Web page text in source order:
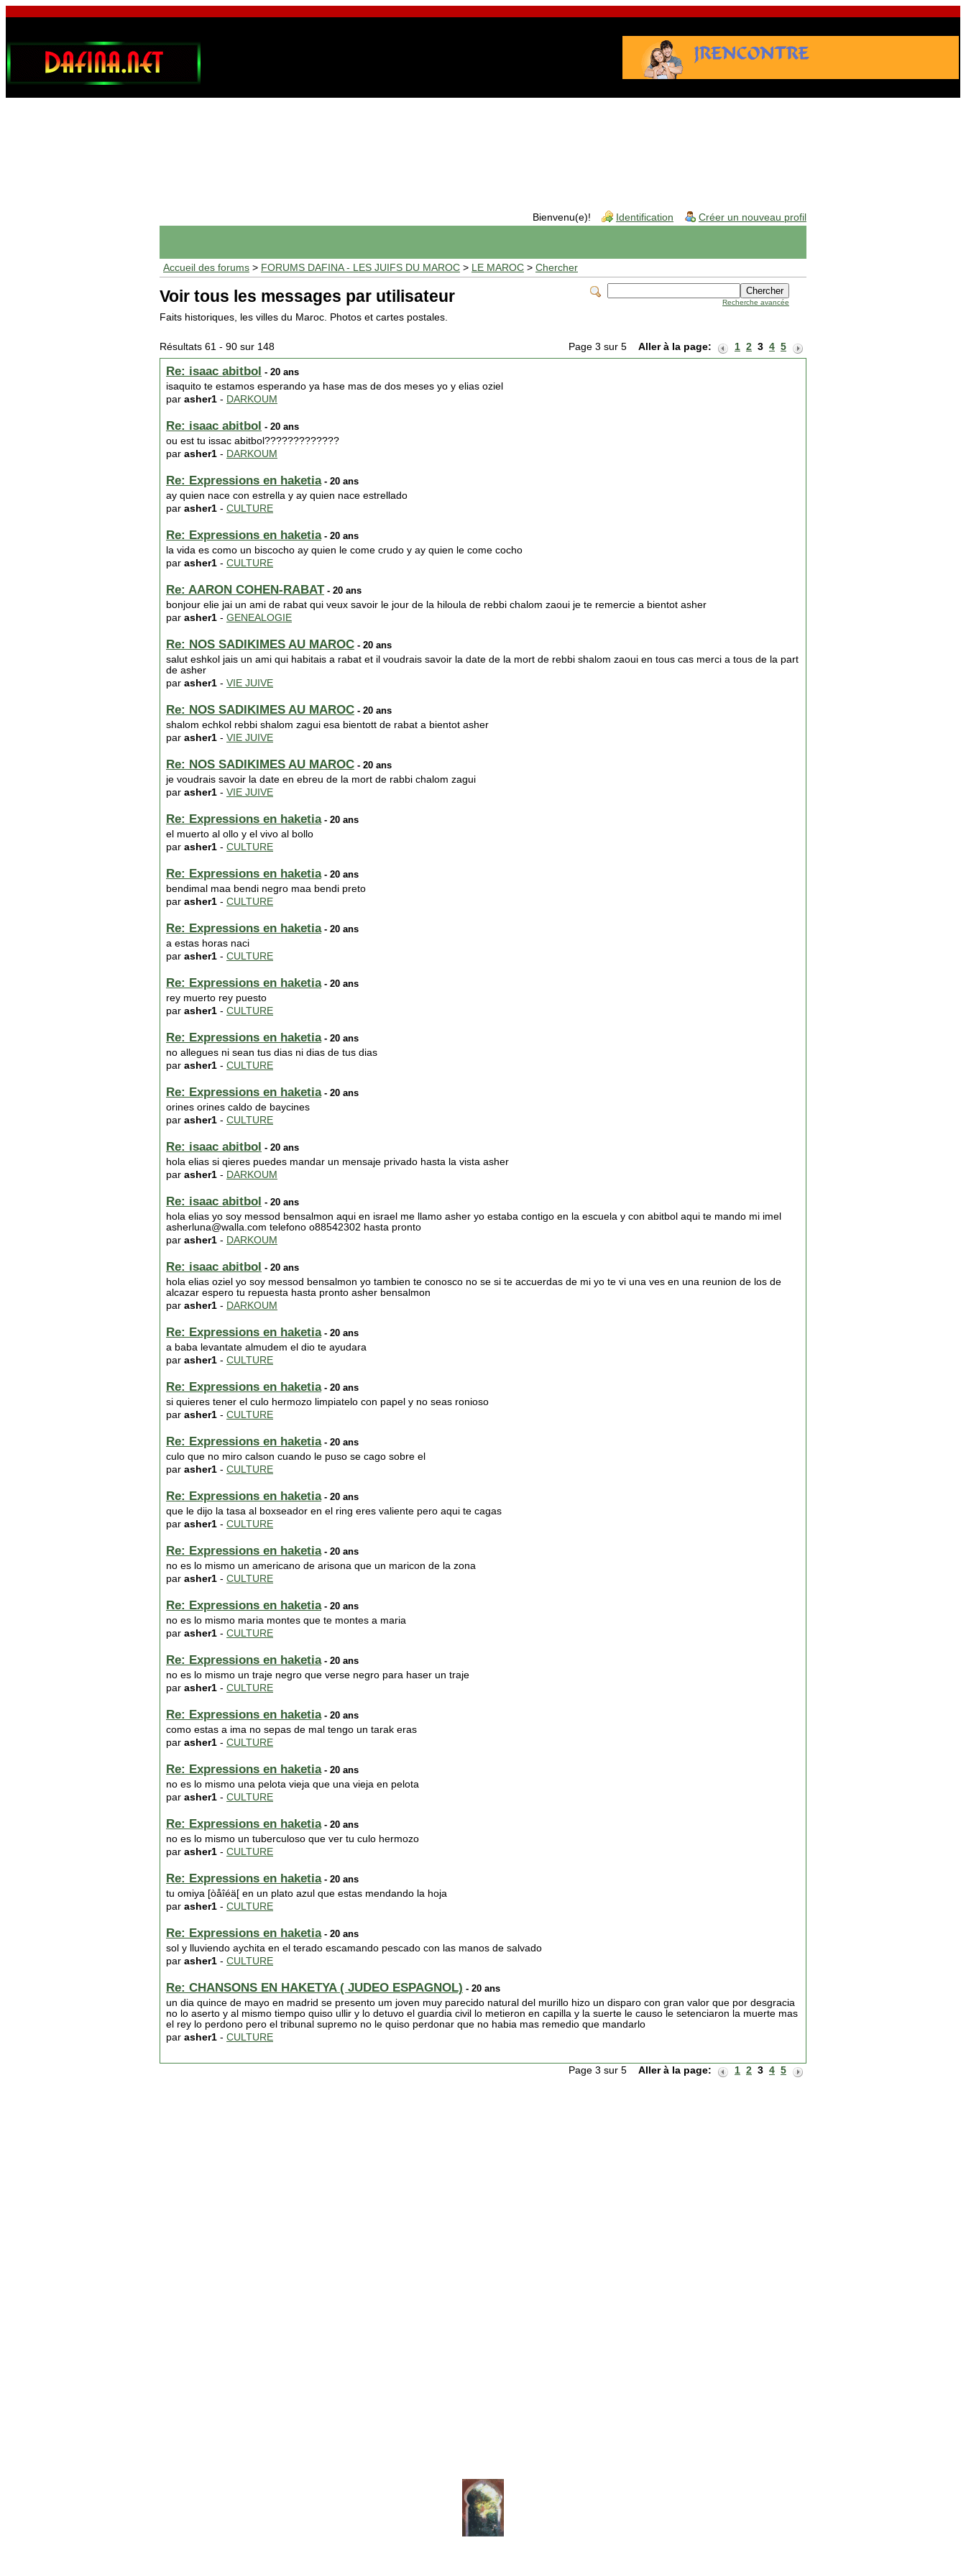
Bienvenu(e)! Identification Créer un nouveau profil
Accueil des forums > FORUMS DAFINA - LES JUIFS DU MAROC > LE MAROC > Chercher
Recherche avancée
Voir tous les messages par utilisateur
Faits historiques, les villes du Maroc. Photos et cartes postales.
Page 3 sur 5 Aller à la page: 1 2 3 4 5
Résultats 61 - 90 sur 148
Re: isaac abitbol - 20 ans
isaquito te estamos esperando ya hase mas de dos meses yo y elias oziel
par asher1 - DARKOUM
Re: isaac abitbol - 20 ans
ou est tu issac abitbol?????????????
par asher1 - DARKOUM
Re: Expressions en haketia- 20 ans
ay quien nace con estrella y ay quien nace estrellado
par asher1 - CULTURE
Re: Expressions en haketia- 20 ans
la vida es como un biscocho ay quien le come crudo y ay quien le come cocho
par asher1 - CULTURE
Re: AARON COHEN-RABAT - 20 ans
bonjour elie jai un ami de rabat qui veux savoir le jour de la hiloula de rebbi chalom zaoui je te remercie a bientot asher
par asher1 - GENEALOGIE
Re: NOS SADIKIMES AU MAROC - 20 ans
salut eshkol jais un ami qui habitais a rabat et il voudrais savoir la date de la mort de rebbi shalom zaoui en tous cas merci a tous de la part
de asher
par asher1 - VIE JUIVE
Re: NOS SADIKIMES AU MAROC - 20 ans
shalom echkol rebbi shalom zagui esa bientott de rabat a bientot asher
par asher1 - VIE JUIVE
Re: NOS SADIKIMES AU MAROC - 20 ans
je voudrais savoir la date en ebreu de la mort de rabbi chalom zagui
par asher1 - VIE JUIVE
Re: Expressions en haketia- 20 ans
el muerto al ollo y el vivo al bollo
par asher1 - CULTURE
Re: Expressions en haketia- 20 ans
bendimal maa bendi negro maa bendi preto
par asher1 - CULTURE
Re: Expressions en haketia- 20 ans
a estas horas naci
par asher1 - CULTURE
Re: Expressions en haketia- 20 ans
rey muerto rey puesto
par asher1 - CULTURE
Re: Expressions en haketia- 20 ans
no allegues ni sean tus dias ni dias de tus dias
par asher1 - CULTURE
Re: Expressions en haketia- 20 ans
orines orines caldo de baycines
par asher1 - CULTURE
Re: isaac abitbol - 20 ans
hola elias si qieres puedes mandar un mensaje privado hasta la vista asher
par asher1 - DARKOUM
Re: isaac abitbol - 20 ans
hola elias yo soy messod bensalmon aqui en israel me llamo asher yo estaba contigo en la escuela y con abitbol aqui te mando mi imel
asherluna@walla.com telefono o88542302 hasta pronto
par asher1 - DARKOUM
Re: isaac abitbol - 20 ans
hola elias oziel yo soy messod bensalmon yo tambien te conosco no se si te accuerdas de mi yo te vi una ves en una reunion de los de
alcazar espero tu repuesta hasta pronto asher bensalmon
par asher1 - DARKOUM
Re: Expressions en haketia- 20 ans
a baba levantate almudem el dio te ayudara
par asher1 - CULTURE
Re: Expressions en haketia- 20 ans
si quieres tener el culo hermozo limpiatelo con papel y no seas ronioso
par asher1 - CULTURE
Re: Expressions en haketia- 20 ans
culo que no miro calson cuando le puso se cago sobre el
par asher1 - CULTURE
Re: Expressions en haketia- 20 ans
que le dijo la tasa al boxseador en el ring eres valiente pero aqui te cagas
par asher1 - CULTURE
Re: Expressions en haketia- 20 ans
no es lo mismo un americano de arisona que un maricon de la zona
par asher1 - CULTURE
Re: Expressions en haketia- 20 ans
no es lo mismo maria montes que te montes a maria
par asher1 - CULTURE
Re: Expressions en haketia- 20 ans
no es lo mismo un traje negro que verse negro para haser un traje
par asher1 - CULTURE
Re: Expressions en haketia- 20 ans
como estas a ima no sepas de mal tengo un tarak eras
par asher1 - CULTURE
Re: Expressions en haketia- 20 ans
no es lo mismo una pelota vieja que una vieja en pelota
par asher1 - CULTURE
Re: Expressions en haketia- 20 ans
no es lo mismo un tuberculoso que ver tu culo hermozo
par asher1 - CULTURE
Re: Expressions en haketia- 20 ans
tu omiya [òåîéä[ en un plato azul que estas mendando la hoja
par asher1 - CULTURE
Re: Expressions en haketia- 20 ans
sol y lluviendo aychita en el terado escamando pescado con las manos de salvado
par asher1 - CULTURE
Re: CHANSONS EN HAKETYA ( JUDEO ESPAGNOL) - 20 ans
un dia quince de mayo en madrid se presento um joven muy parecido natural del murillo hizo un disparo con gran valor que por desgracia
no lo aserto y al mismo tiempo quiso ullir y lo detuvo el guardia civil lo metieron en capilla y la suerte le causo le setenciaron la muerte mas
el rey lo perdono pero el tribunal supremo no le quiso perdonar que no habia mas remedio que mandarlo
par asher1 - CULTURE
Page 3 sur 5 Aller à la page: 1 2 3 4 5